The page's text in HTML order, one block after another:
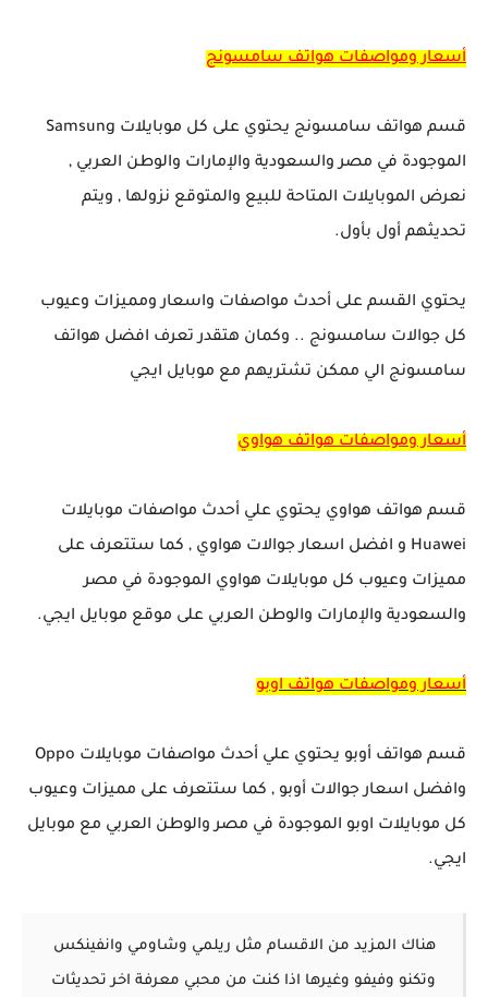
أسعار ومواصفات هواتف سامسونج
قسم هواتف سامسونج يحتوي على كل موبايلات Samsung
الموجودة في مصر والسعودية والإمارات والوطن العربي ,
نعرض الموبايلات المتاحة للبيع والمتوقع نزولها , ويتم
تحديثهم أول بأول.
يحتوي القسم على أحدث مواصفات واسعار ومميزات وعيوب
كل جوالات سامسونج .. وكمان هتقدر تعرف افضل هواتف
سامسونج الي ممكن تشتريهم مع موبايل ايجي
أسعار ومواصفات هواتف هواوي
قسم هواتف هواوي يحتوي علي أحدث مواصفات موبايلات
Huawei و افضل اسعار جوالات هواوي , كما ستتعرف على
مميزات وعيوب كل موبايلات هواوي الموجودة في مصر
والسعودية والإمارات والوطن العربي على موقع موبايل ايجي.
أسعار ومواصفات هواتف اوبو
قسم هواتف أوبو يحتوي علي أحدث مواصفات موبايلات Oppo
وافضل اسعار جوالات أوبو , كما ستتعرف على مميزات وعيوب
كل موبايلات اوبو الموجودة في مصر والوطن العربي مع موبايل
ايجي.
هناك المزيد من الاقسام مثل ريلمي وشاومي وانفينكس
وتكنو وفيفو وغيرها اذا كنت من محبي معرفة اخر تحديثات